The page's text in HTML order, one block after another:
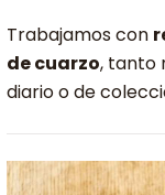
Trabajamos con
de cuarzo, tanto
diario o de